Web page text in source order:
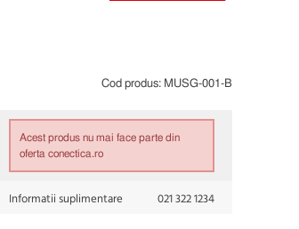
Cod produs: MUSG-001-B
Acest produs nu mai face parte din
oferta conectica.ro
Informatii suplimentare 021 322 1234